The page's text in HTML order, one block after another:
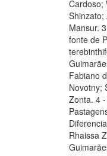
Cardoso;
Shinzato;
Mansur.
fonte de
Fabiano
Novotny;
Zonta. 4
Rhaissa